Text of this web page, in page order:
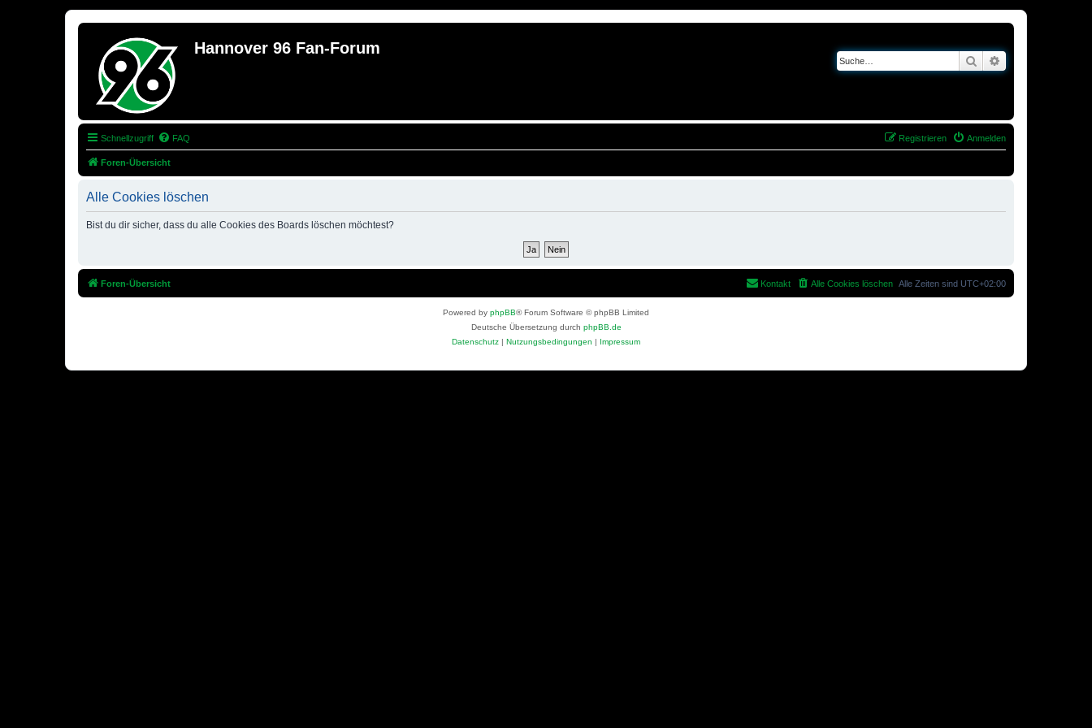
Hannover 96 Fan-Forum
Suche
Schnellzugriff FAQ Anmelden
Registrieren
Foren-Übersicht
Alle Cookies löschen
Bist du dir sicher, dass du alle Cookies des Boards löschen möchtest?
Foren-Übersicht Alle Zeiten sind UTC+02:00
Alle Cookies löschen
Kontakt
Powered by phpBB® Forum Software © phpBB Limited
Deutsche Übersetzung durch phpBB.de
Datenschutz | Nutzungsbedingungen | Impressum